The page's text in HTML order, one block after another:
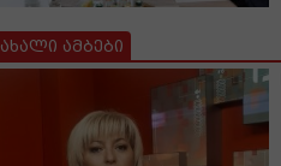
ახალი ამბები